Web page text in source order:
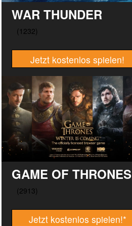
WAR THUNDER
Jetzt kostenlos spielen!
GAME OF THRONES
Jetzt kostenlos spielen!*